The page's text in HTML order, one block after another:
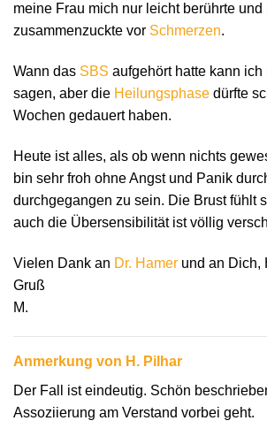
meine Frau mich nur leicht berührte und
zusammenzuckte vor Schmerzen.
Wann das SBS aufgehört hatte kann ich
sagen, aber die Heilungsphase dürfte
Wochen gedauert haben.
Heute ist alles, als ob wenn nichts
bin sehr froh ohne Angst und Panik
durchgegangen zu sein. Die Brust fühlt
auch die Übersensibilität ist völlig
Vielen Dank an Dr. Hamer und an Dich,
Gruß
M.
Anmerkung von H. Pilhar
Der Fall ist eindeutig. Schön
Assoziierung am Verstand vorbei geht.